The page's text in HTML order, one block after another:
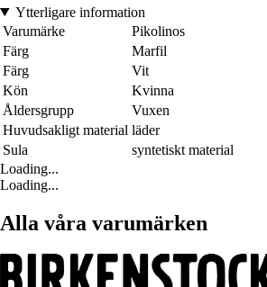
Ytterligare information
Varumärke
Pikolinos
Färg
Marfil
Färg
Vit
Kön
Kvinna
Åldersgrupp
Vuxen
Huvudsakligt material läder
Sula
syntetiskt material
Loading...
Loading...
Alla våra varumärken